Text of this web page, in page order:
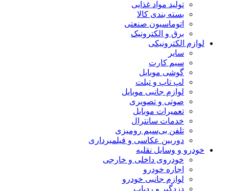
تولید مواد غذایی
بسته بندی کالا
اتوماسیون صنعتی
برق و الکترونیک
لوازم الکترونیکی
سایر
سیم کارت
گوشی موبایل
لپ تاپ و تبلت
لوازم جانبی موبایل
صوتی و تصویری
تعمیرات موبایل
خدمات سانترال
تلفن بی‌سیم رومیزی
دوربین عکاسی و فیلمبرداری
خودرو و وسایل نقلیه
خودروی داخلی و خارجی
اجاره خودرو
لوازم جانبی خودرو
دزدگیر و ردیاب